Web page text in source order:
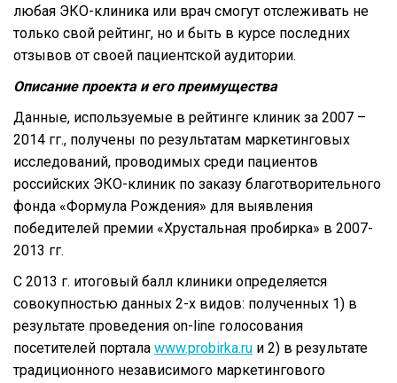
любая ЭКО-клиника или врач смогут отслеживать не
только свой рейтинг, но и быть в курсе последних
отзывов от своей пациентской аудитории.
Описание проекта и его преимущества
Данные, используемые в рейтинге клиник за 2007 –
2014 гг., получены по результатам маркетинговых
исследований, проводимых среди пациентов
российских ЭКО-клиник по заказу благотворительного
фонда «Формула Рождения» для выявления
победителей премии «Хрустальная пробирка» в 2007-
2013 гг.
С 2013 г. итоговый балл клиники определяется
совокупностью данных 2-х видов: полученных 1) в
результате проведения on-line голосования
посетителей портала www.probirka.ru и 2) в результате
традиционного независимого маркетингового